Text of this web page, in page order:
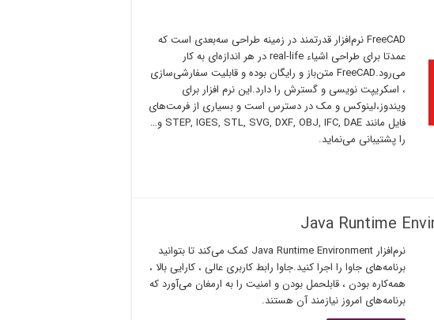
FreeCAD نرم‌افزار قدرتمند در زمینه طراحی سه‌بعدی است که
عمدتا برای طراحی اشیاء real-life در هر اندازه‌ای به کار
می‌رود.FreeCAD متن‌باز و رایگان بوده و قابلیت سفارشی‌سازی
، اسکریپت نویسی و گسترش را دارد.این نرم افزار برای
ویندوز،لینوکس و مک در دسترس است و بسیاری از فرمت‌های
فایل مانند STEP, IGES, STL, SVG, DXF, OBJ, IFC, DAE و…
را پشتیبانی می‌نماید.
نرم‌افزار Java Runtime Environment کمک می‌کند تا بتوانید
برنامه‌های جاوا را اجرا کنید.جاوا رابط کاربری عالی ، کارایی بالا ،
همه‌کاره بودن ، قابلحمل بودن و امنیت را به ارمغان می‌آورد که
برنامه‌های امروز نیازمند آن هستند.